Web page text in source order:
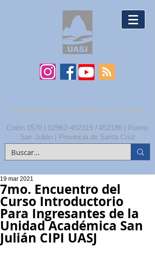
UNPA | UNIDAD ACADÉMICA SAN JULIÁN
Colón 1570 | 02962-452319 / 452186 | Puerto
San Julián | Provincia de Santa Cruz
7mo. Encuentro del
Curso Introductorio
Para Ingresantes de la
Unidad Académica San
Julián CIPI UASJ
19 mar 2021